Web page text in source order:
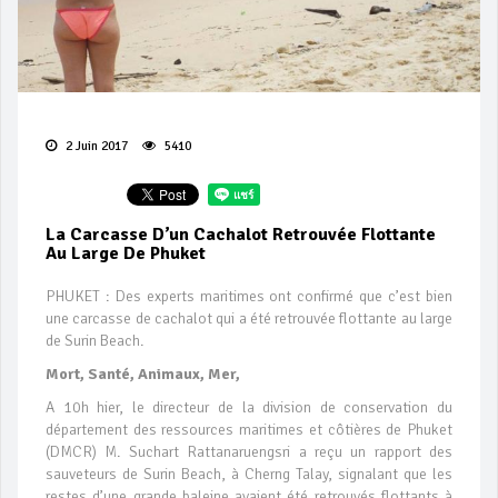
2 Juin 2017 5410
La Carcasse D’un Cachalot Retrouvée Flottante
Au Large De Phuket
PHUKET : Des experts maritimes ont confirmé que c’est bien
une carcasse de cachalot qui a été retrouvée flottante au large
de Surin Beach.
Mort, Santé, Animaux, Mer,
A 10h hier, le directeur de la division de conservation du
département des ressources maritimes et côtières de Phuket
(DMCR) M. Suchart Rattanaruengsri a reçu un rapport des
sauveteurs de Surin Beach, à Cherng Talay, signalant que les